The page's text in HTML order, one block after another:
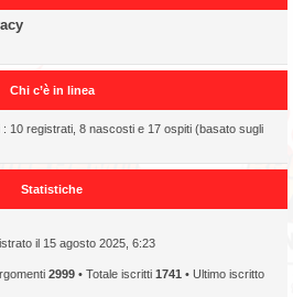
Chi c’è in linea
10 registrati, 8 nascosti e 17 ospiti (basato sugli
Statistiche
il 15 agosto 2025, 6:23
2999 • Totale iscritti 1741 • Ultimo iscritto